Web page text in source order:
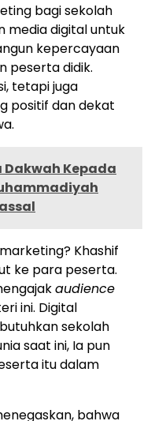
bagi sekolah
media digital untuk
kepercayaan
peserta didik.
tetapi juga
positif dan dekat
Kepada
Khashif
ke para peserta.
audience
ini. Digital
sekolah
saat ini, Ia pun
itu dalam
bahwa